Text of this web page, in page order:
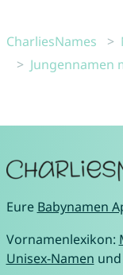
CharliesNames
Jungennamen
Eure Babynamen
Vornamenlexikon:
Unisex-Namen und